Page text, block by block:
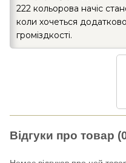
222 кольорова начіс
коли хочеться
громіздкості.
Відгуки про товар